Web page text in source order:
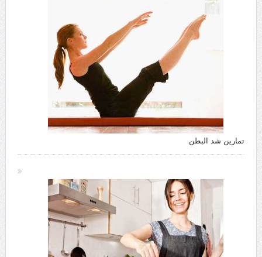
تمارين شد البطن